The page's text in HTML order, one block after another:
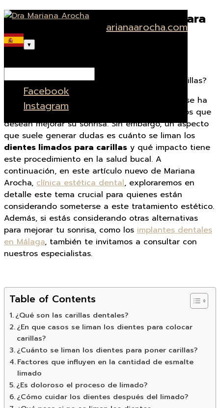
citas@marianaarocha.com
Facebook
Instagram
Facebook
Instagram
▾
¿Cuánto se liman los dientes para
poner carillas?
El proceso de colocación de carillas dentales se ha
convertido en una opción popular para aquellos que
desean mejorar su sonrisa. Sin embargo, un aspecto
que suele generar dudas es cuánto se liman los
dientes limados para carillas y qué impacto tiene
este procedimiento en la salud bucal. A
continuación, en este artículo nuevo de Mariana
Arocha, clínica estética dental, exploraremos en
detalle este tema crucial para quienes están
considerando someterse a este tratamiento estético.
Además, si estás considerando otras alternativas
para mejorar tu sonrisa, como los implantes dentales
en Málaga, también te invitamos a consultar con
nuestros especialistas.
Table of Contents
¿Qué son las carillas dentales?
¿En que casos se liman los dientes para colocar
carillas?
¿Cuánto se liman los dientes para poner carillas?
Factores que influyen en la cantidad de esmalte
limado
¿Es doloroso el proceso de limado?
¿Cómo cuidar los dientes después del limado?